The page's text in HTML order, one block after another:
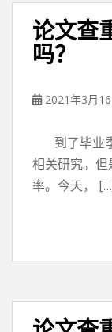
论文查
吗？
2021年3月
到了毕业季
相关研究。
率。今天，